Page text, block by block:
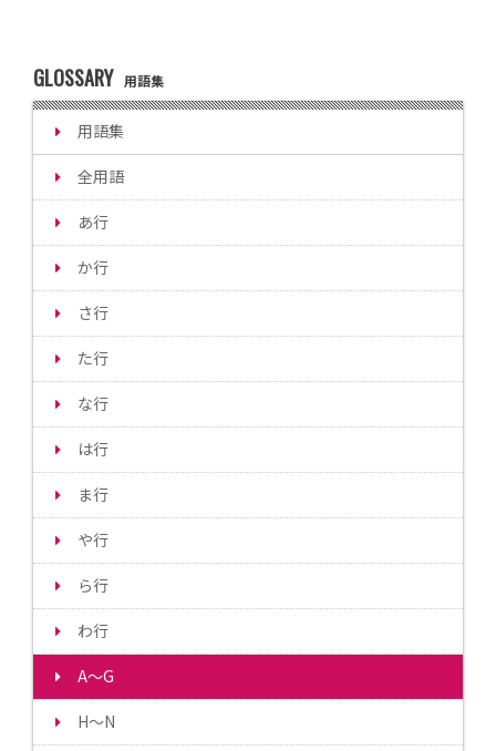
GLOSSARY 用語集
用語集
全用語
あ行
か行
さ行
た行
な行
は行
ま行
や行
ら行
わ行
A～G
H～N